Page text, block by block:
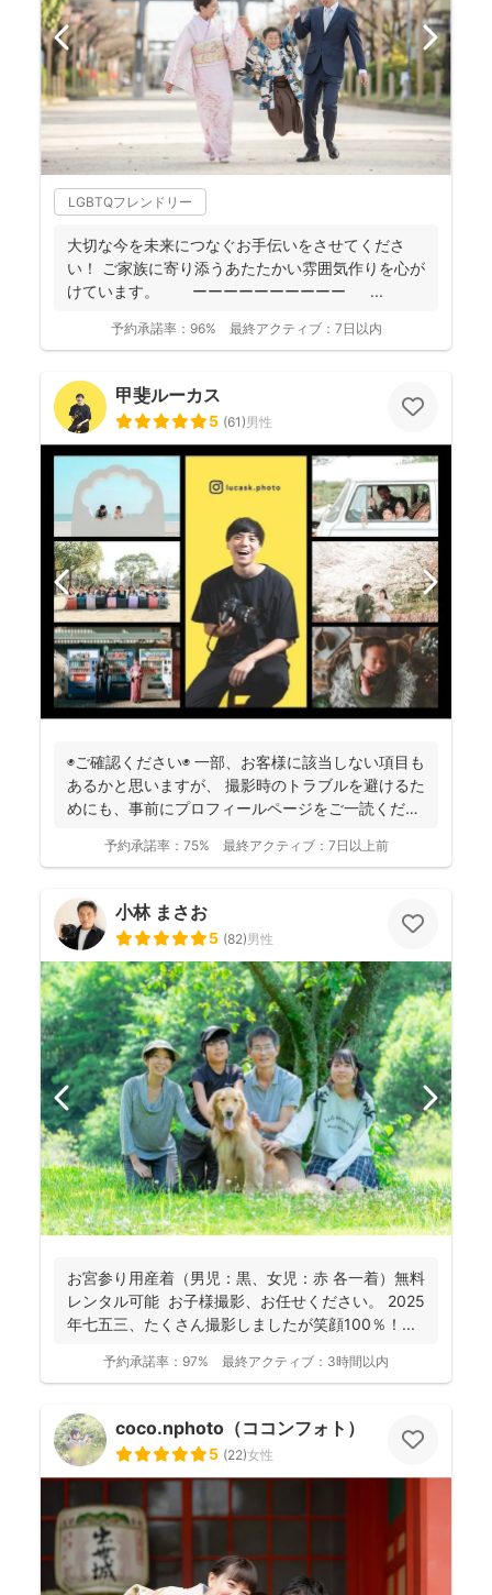
LGBTQフレンドリー
大切な今を未来につなぐお手伝いをさせてくださ
い！ ご家族に寄り添うあたたかい雰囲気作りを心が
けています。 ーーーーーーーーーー ...
予約承諾率： 96% 最終アクティブ： 7日以内
甲斐ルーカス
5 (61)男性
◉ご確認ください◉ 一部、お客様に該当しない項目も
あるかと思いますが、 撮影時のトラブルを避けるた
めにも、事前にプロフィールページをご一読くださ
予約承諾率： 75% 最終アクティブ： 7日以上前
小林 まさお
5 (82)男性
お宮参り用産着（男児：黒、女児：赤 各一着）無料
レンタル可能 お子様撮影、お任せください。 2025
年七五三、たくさん撮影しましたが笑顔100％！...
予約承諾率： 97% 最終アクティブ： 3時間以内
coco.nphoto（ココンフォト）
5 (22)女性